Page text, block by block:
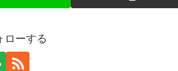
ローする